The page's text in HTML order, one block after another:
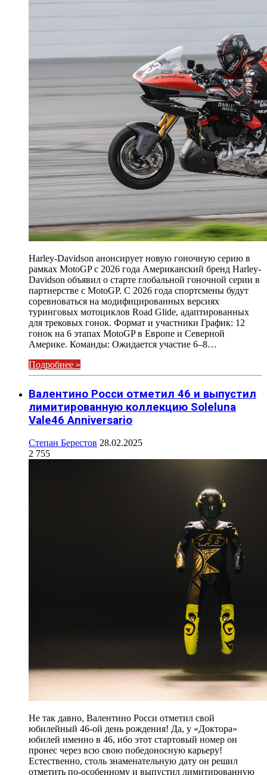
Harley-Davidson анонсирует новую гоночную серию в
рамках MotoGP с 2026 года Американский бренд Harley-
Davidson объявил о старте глобальной гоночной серии в
партнерстве с MotoGP. С 2026 года спортсмены будут
соревноваться на модифицированных версиях
туринговых мотоциклов Road Glide, адаптированных
для трековых гонок. Формат и участники График: 12
гонок на 6 этапах MotoGP в Европе и Северной
Америке. Команды: Ожидается участие 6–8…
Подробнее »
Валентино Росси отметил 46 и выпустил
лимитированную коллекцию Soleluna
Vale46 Anniversario
Степан Берестов 28.02.2025
2 755
Не так давно, Валентино Росси отметил свой
юбилейный 46-ой день рождения! Да, у «Доктора»
юбилей именно в 46, ибо этот стартовый номер он
пронес через всю свою победоносную карьеру!
Естественно, столь знаменательную дату он решил
отметить по-особенному и выпустил лимитированную